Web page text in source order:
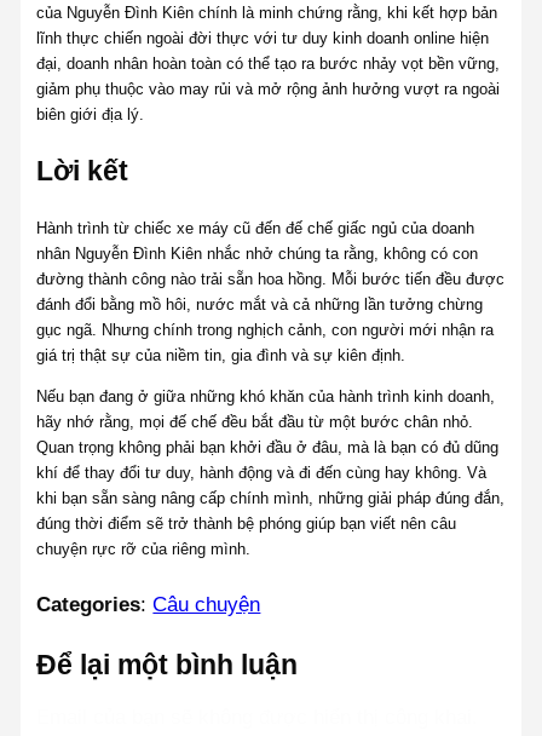
của Nguyễn Đình Kiên chính là minh chứng rằng, khi kết hợp bản
lĩnh thực chiến ngoài đời thực với tư duy kinh doanh online hiện
đại, doanh nhân hoàn toàn có thể tạo ra bước nhảy vọt bền vững,
giảm phụ thuộc vào may rủi và mở rộng ảnh hưởng vượt ra ngoài
biên giới địa lý.
Lời kết
Hành trình từ chiếc xe máy cũ đến đế chế giấc ngủ của doanh
nhân Nguyễn Đình Kiên nhắc nhở chúng ta rằng, không có con
đường thành công nào trải sẵn hoa hồng. Mỗi bước tiến đều được
đánh đổi bằng mồ hôi, nước mắt và cả những lần tưởng chừng
gục ngã. Nhưng chính trong nghịch cảnh, con người mới nhận ra
giá trị thật sự của niềm tin, gia đình và sự kiên định.
Nếu bạn đang ở giữa những khó khăn của hành trình kinh doanh,
hãy nhớ rằng, mọi đế chế đều bắt đầu từ một bước chân nhỏ.
Quan trọng không phải bạn khởi đầu ở đâu, mà là bạn có đủ dũng
khí để thay đổi tư duy, hành động và đi đến cùng hay không. Và
khi bạn sẵn sàng nâng cấp chính mình, những giải pháp đúng đắn,
đúng thời điểm sẽ trở thành bệ phóng giúp bạn viết nên câu
chuyện rực rỡ của riêng mình.
Categories:Câu chuyện
Để lại một bình luận